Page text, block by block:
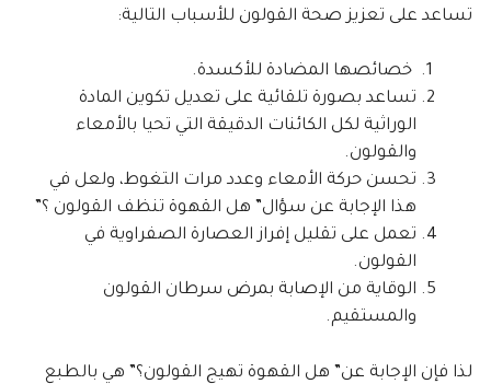
تساعد على تعزيز صحة القولون للأسباب التالية:
خصائصها المضادة للأكسدة.
تساعد بصورة تلقائية على تعديل تكوين المادة
الوراثية لكل الكائنات الدقيقة التي تحيا بالأمعاء
والقولون.
تحسن حركة الأمعاء وعدد مرات التغوط، ولعل في
هذا الإجابة عن سؤال” هل القهوة تنظف القولون ؟”
تعمل على تقليل إفراز العصارة الصفراوية في
القولون.
الوقاية من الإصابة بمرض سرطان القولون
والمستقيم.
لذا فإن الإجابة عن” هل القهوة تهيج القولون؟” هي بالطبع